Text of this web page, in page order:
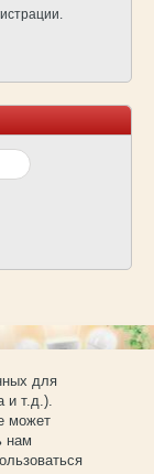
для
и т.д.).
может
нам